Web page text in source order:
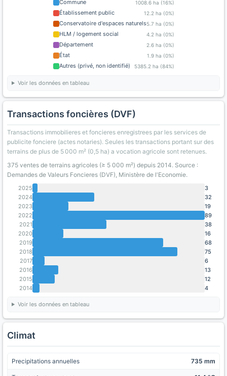
Commune 1008.6 ha (16%)
Établissement public 12.2 ha (0%)
Conservatoire d'espaces naturels5.7 ha (0%)
HLM / logement social 4.2 ha (0%)
Département 2.6 ha (0%)
État 1.9 ha (0%)
Autres (privé, non identifié) 5385.2 ha (84%)
Voir les données en tableau
Transactions foncières (DVF)
Transactions immobilieres et foncieres enregistrees par les services de
publicite fonciere (actes notaries). Seules les transactions portant sur des
terrains de plus de 5 000 m² (0,5 ha) a vocation agricole sont retenues.
375 ventes de terrains agricoles (≥ 5 000 m²) depuis 2014. Source :
Demandes de Valeurs Foncieres (DVF), Ministère de l'Economie.
2025
3
2024
32
2023
19
2022
89
2021
38
2020
16
2019
68
2018
75
2017
6
2016
13
2015
12
2014
4
Voir les données en tableau
Climat
Precipitations annuelles 735 mm